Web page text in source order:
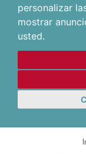
personalizar
mostrar
usted.